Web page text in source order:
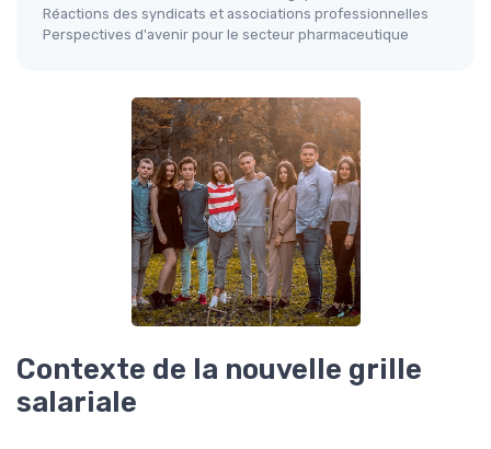
Réactions des syndicats et associations professionnelles
Perspectives d'avenir pour le secteur pharmaceutique
Contexte de la nouvelle grille
salariale